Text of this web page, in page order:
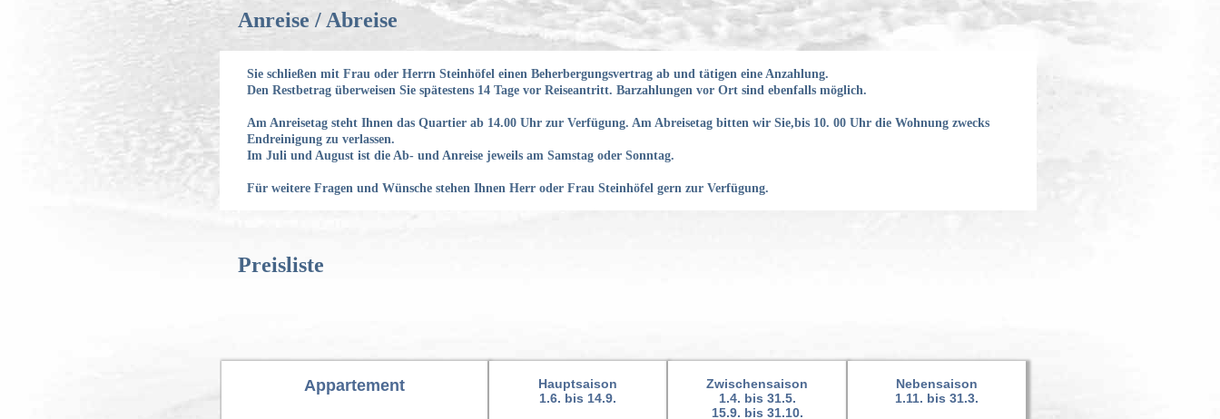
Anreise / Abreise
Sie schließen mit Frau oder Herrn Steinhöfel einen Beherbergungsvertrag ab und tätigen eine Anzahlung.
Den Restbetrag überweisen Sie spätestens 14 Tage vor Reiseantritt. Barzahlungen vor Ort sind ebenfalls möglich.
Am Anreisetag steht Ihnen das Quartier ab 14.00 Uhr zur Verfügung. Am Abreisetag bitten wir Sie,bis 10. 00 Uhr die Wohnung zwecks
Endreinigung zu verlassen.
Im Juli und August ist die Ab- und Anreise jeweils am Samstag oder Sonntag.
Für weitere Fragen und Wünsche stehen Ihnen Herr oder Frau Steinhöfel gern zur Verfügung.
Preisliste
Appartement
Hauptsaison
1.6. bis 14.9.
Zwischensaison
1.4. bis 31.5.
15.9. bis 31.10.
Nebensaison
1.11. bis 31.3.